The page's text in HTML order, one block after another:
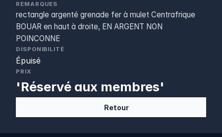
REMARQUES
rectangle argenté grenade fer à mulet Centrafrique
BOUAR en haut à droite, EN ARGENT NON
POINCONNE
DISPONIBILITÉ
Épuisé
PRIX
'Réservé aux membres'
Retour